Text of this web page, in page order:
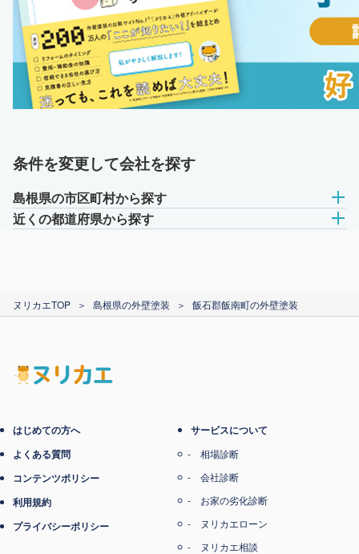
条件を変更して会社を探す
島根県の市区町村から探す
近くの都道府県から探す
ヌリカエTOP ＞ 島根県の外壁塗装 ＞ 飯石郡飯南町の外壁塗装
はじめての方へ
よくある質問
コンテンツポリシー
利用規約
プライバシーポリシー
サービスについて
相場診断
会社診断
お家の劣化診断
ヌリカエローン
ヌリカエ相談